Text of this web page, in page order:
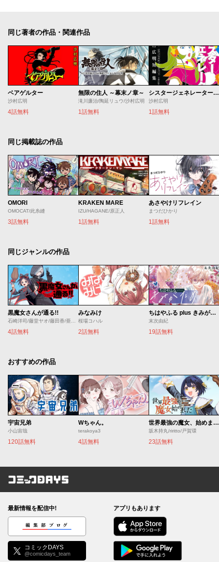
同じ著者の作品・関連作品
ベアゲルター
沙村広明
4話無料
無限の住人 ～幕末ノ章～
滝川廉治/陶延リュウ/沙村広明
1話無料
シスタージェネレーター 沙村広明短編集
沙村広明
1話無料
同じ掲載誌の作品
OMORI
OMOCAT/此糸縫
3話無料
KRAKEN MARE
IZU/HAGANE/原正人
1話無料
あさやけリフレイン
まつだひかり
1話無料
同じジャンルの作品
黒魔女さんが通る!!
石崎洋司/藤堂ヤオ/藤田香/亜沙美
4話無料
みなみけ
桜場コハル
2話無料
ちはやふる plus きみがため
末次由紀
19話無料
おすすめの作品
宇宙兄弟
小山宙哉
120話無料
Wちゃん。
terakoya3
4話無料
世界最強の魔女、始めました ～私だけ『攻略サイト』を見れる世界で自由に生きます～
坂木持丸/riritto/戸賀環
23話無料
コミックDAYS
最新情報を配信中!
編集部ブログ
コミックDAYS
@comicdays_team
アプリもあります